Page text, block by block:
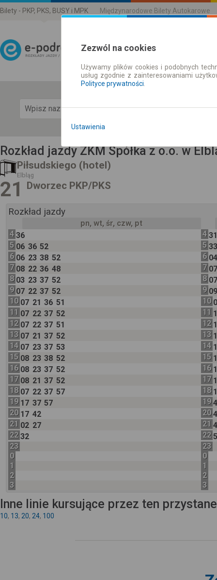
Bilety - PKP, PKS, BUSY i MPK Międzynarodowe Bilety Autokarowe
Rozkład Jazdy | Bilety
Rozkład jazdy ZKM Spółka z o.o. w
Piłsudskiego (hotel)
Elbląg
21 Dworzec PKP/PKS
Rozkład jazdy
pn, wt, śr, czw, pt
4 36
5 06 36 52
6 06 23 38 52
7 08 22 36 48
8 03 23 37 52
9 07 22 37 52
10 07 21 36 51
11 07 22 37 52
12 07 22 37 51
13 07 21 37 52
14 07 23 37 53
15 08 23 38 52
16 08 23 37 52
17 08 21 37 52
18 07 22 37 57
19 17 37 57
20 17 42
21 02 27
22 32
23
0
1
2
3
4
5
6
7
8
9
10
11
12
13
14
15
16
17
18
19
20
21
22
23
0
1
2
3
Inne linie kursujące przez ten
10, 13, 20, 24, 100
Zezwól na cookies
Używamy plików cookies i podobnych
usług zgodnie z zainteresowaniami
Polityce prywatności
Ustawienia